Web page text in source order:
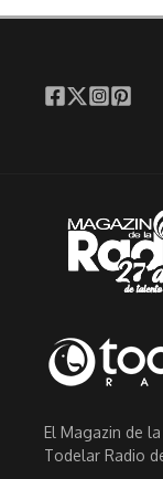
El Magazin de
Todelar Radio